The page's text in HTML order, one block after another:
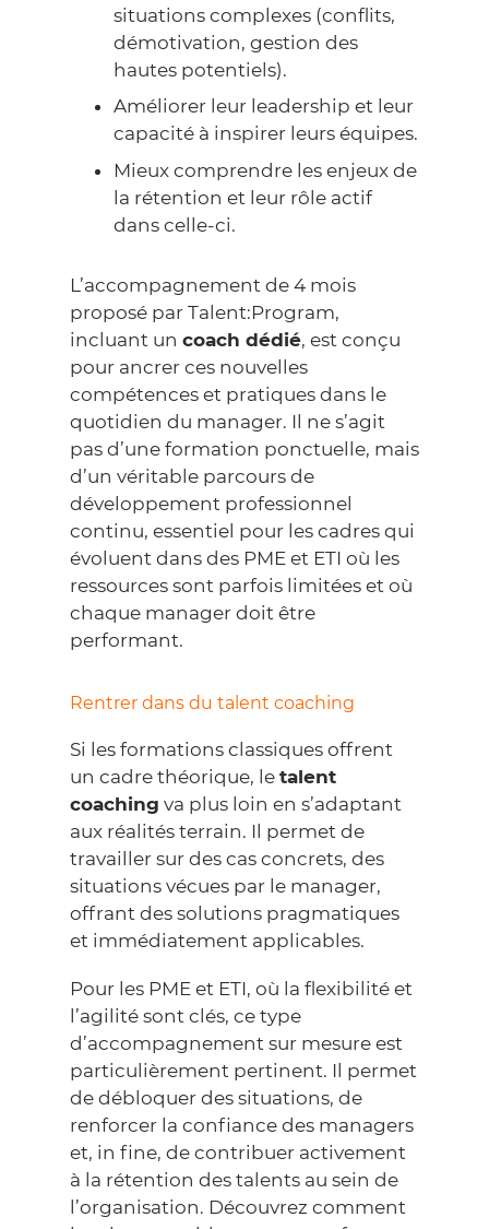
situations complexes (conflits,
démotivation, gestion des
hautes potentiels).
Améliorer leur leadership et leur
capacité à inspirer leurs équipes.
Mieux comprendre les enjeux de
la rétention et leur rôle actif
dans celle-ci.
L’accompagnement de 4 mois
proposé par Talent:Program,
incluant un coach dédié, est conçu
pour ancrer ces nouvelles
compétences et pratiques dans le
quotidien du manager. Il ne s’agit
pas d’une formation ponctuelle, mais
d’un véritable parcours de
développement professionnel
continu, essentiel pour les cadres qui
évoluent dans des PME et ETI où les
ressources sont parfois limitées et où
chaque manager doit être
performant.
Rentrer dans du talent coaching
Si les formations classiques offrent
un cadre théorique, le talent
coaching va plus loin en s’adaptant
aux réalités terrain. Il permet de
travailler sur des cas concrets, des
situations vécues par le manager,
offrant des solutions pragmatiques
et immédiatement applicables.
Pour les PME et ETI, où la flexibilité et
l’agilité sont clés, ce type
d’accompagnement sur mesure est
particulièrement pertinent. Il permet
de débloquer des situations, de
renforcer la confiance des managers
et, in fine, de contribuer activement
à la rétention des talents au sein de
l’organisation. Découvrez comment